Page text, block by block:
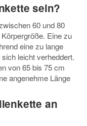
sein?
60 und 80
Eine zu
eine zu lange
leicht verheddert.
von 65 bis 75 cm
angenehme Länge
an